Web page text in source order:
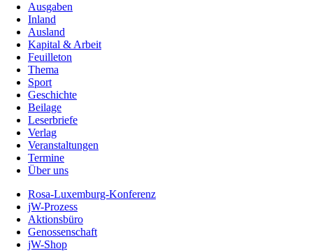
Ausgaben
Inland
Ausland
Kapital & Arbeit
Feuilleton
Thema
Sport
Geschichte
Beilage
Leserbriefe
Verlag
Veranstaltungen
Termine
Über uns
Rosa-Luxemburg-Konferenz
jW-Prozess
Aktionsbüro
Genossenschaft
jW-Shop